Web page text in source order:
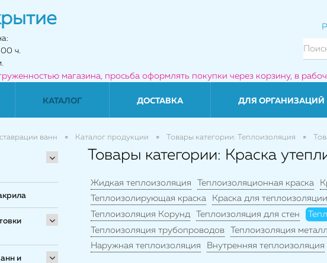
ч.
магазина, просьба оформлять покупки через корзину, в
КАТАЛОГ ДОСТАВКА ДЛЯ ОРГАНИЗАЦИЙ
ванн Каталог продукции Товары категории: Теплоизоляция
и
Товары категории: Краска
Жидкая теплоизоляция Теплоизоляционная краска
Теплоизолирующая краска
Краска для теплоизоляции
Теплоизоляция Корунд
Теплоизоляция для стен
Теплоизоляция трубопроводов
Теплоизоляция
Наружная теплоизоляция
Внутренняя теплоизоляция